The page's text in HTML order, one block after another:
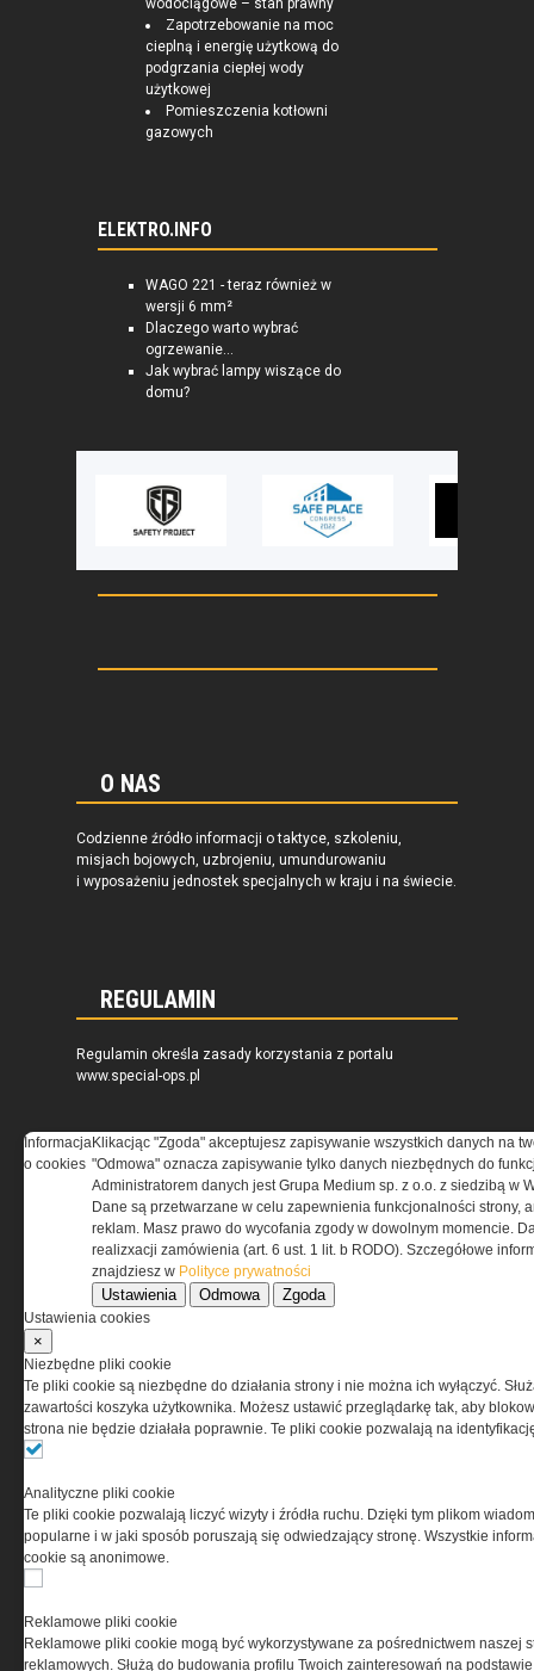
wodociągowe – stan prawny
Zapotrzebowanie na moc
cieplną i energię użytkową do
podgrzania ciepłej wody
użytkowej
Pomieszczenia kotłowni
gazowych
ELEKTRO.INFO
WAGO 221 - teraz również w
wersji 6 mm²
Dlaczego warto wybrać
ogrzewanie...
Jak wybrać lampy wiszące do
domu?
O NAS
Codzienne źródło informacji o taktyce, szkoleniu,
misjach bojowych, uzbrojeniu, umundurowaniu
i wyposażeniu jednostek specjalnych w kraju i na świecie.
REGULAMIN
Regulamin określa zasady korzystania z portalu
www.special-ops.pl
Korzystanie z portalu jest równoznaczne
z zaakceptowaniem warunków ustanowionych
przez Grupa MEDIUM Spółka z ograniczoną
odpowiedzialnością Spółka komandytowa, nr KRS:
0000537655, NIP 1132860378, REGON 146393437
(zwana dalej Grupa MEDIUM) w postaci Regulaminu.
Przeczytaj regulamin
PRYWATNOŚĆ
informacji na Twoim komputerze. Pliki cookies stosujemy
w celu świadczenia usług na najwyższym poziomie,
w tym w sposób dostosowany do indywidualnych potrzeb.
Korzystanie z witryny bez zmiany ustawień dotyczących
dokonać zmiany ustawień przeglądarki dotyczących
cookies. Nim Państwo zaczną korzystać z naszego
Informacja
o cookies
Klikacjąc "Zgoda" akceptujesz zapisywanie wszystkich danych na
"Odmowa" oznacza zapisywanie tylko danych niezbędnych do
Administratorem danych jest Grupa Medium sp. z o.o. z siedzibą w
Dane są przetwarzane w celu zapewnienia funkcjonalności strony,
reklam. Masz prawo do wycofania zgody w dowolnym momencie.
realizxacji zamówienia (art. 6 ust. 1 lit. b RODO). Szczegółowe
znajdziesz w Polityce prywatności
Ustawienia Odmowa Zgoda
Ustawienia cookies
×
Niezbędne pliki cookie
Te pliki cookie są niezbędne do działania strony i nie można ich wyłączyć.
zawartości koszyka użytkownika. Możesz ustawić przeglądarkę tak, aby
strona nie będzie działała poprawnie. Te pliki cookie pozwalają na
Analityczne pliki cookie
Te pliki cookie pozwalają liczyć wizyty i źródła ruchu. Dzięki tym plikom
popularne i w jaki sposób poruszają się odwiedzający stronę. Wszystkie
cookie są anonimowe.
Reklamowe pliki cookie
Reklamowe pliki cookie mogą być wykorzystywane za pośrednictwem naszej
reklamowych. Służą do budowania profilu Twoich zainteresowań na